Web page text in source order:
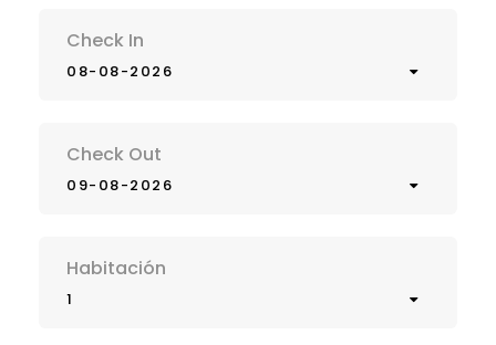
Check In
08-08-2026
Check Out
09-08-2026
Habitación
1